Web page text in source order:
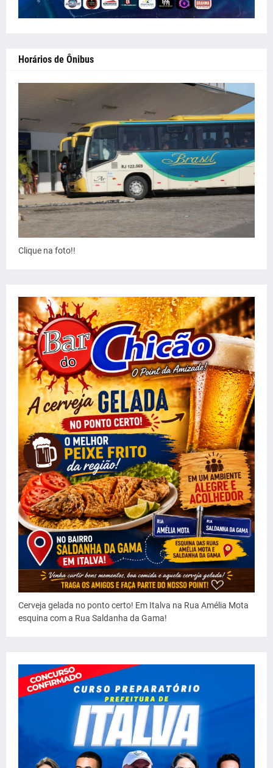
Horários de Ônibus
Clique na foto!!
Cerveja gelada no ponto certo! Em Italva na Rua Amélia Mota
esquina com a Rua Saldanha da Gama!